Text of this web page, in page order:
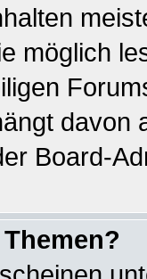
möglich
davon
Board-